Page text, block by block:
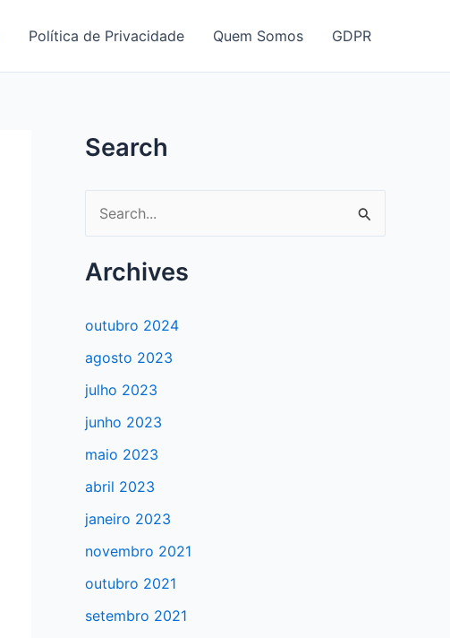
Política de Privacidade Quem Somos GDPR
Search
e
s
u
a
r
p
o
r
:
Archives
outubro 2024
agosto 2023
julho 2023
junho 2023
maio 2023
abril 2023
janeiro 2023
novembro 2021
outubro 2021
setembro 2021